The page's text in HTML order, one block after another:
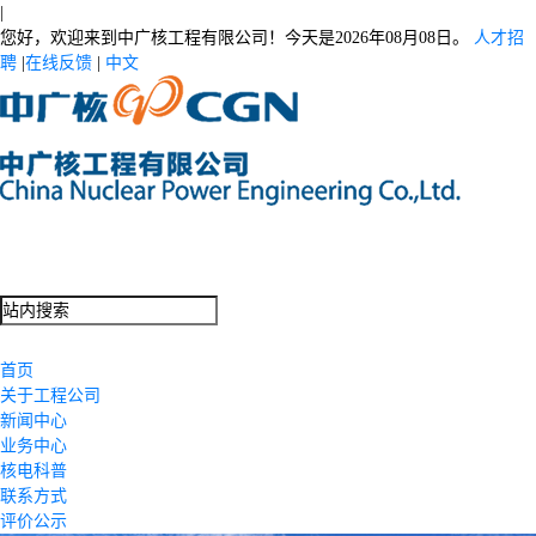
您好，欢迎来到中广核工程有限公司！今天是2026年08月08日。
人才招
聘 在线反馈 中文
首页
关于工程公司
新闻中心
业务中心
核电科普
联系方式
评价公示